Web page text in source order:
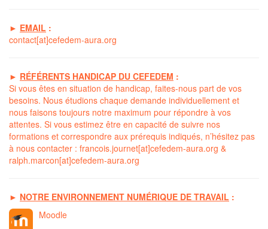
► EMAIL :
contact[at]cefedem-aura.org
► RÉFÉRENTS HANDICAP DU CEFEDEM :
Si vous êtes en situation de handicap, faites-nous part de vos
besoins. Nous étudions chaque demande individuellement et
nous faisons toujours notre maximum pour répondre à vos
attentes. Si vous estimez être en capacité de suivre nos
formations et correspondre aux prérequis indiqués, n’hésitez pas
à nous contacter : francois.journet[at]cefedem-aura.org &
ralph.marcon[at]cefedem-aura.org
► NOTRE ENVIRONNEMENT NUMÉRIQUE DE TRAVAIL :
Moodle